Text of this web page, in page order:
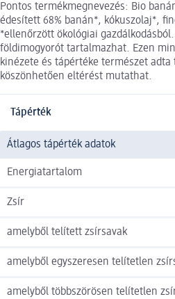
Pontos termékmegnevezés: Bio
édesített 68% banán*, kókuszolaj*,
*ellenőrzött ökológiai
földimogyorót tartalmazhat. Ezen
kinézete és tápértéke természet
köszönhetően eltérést mutathat.
Tápérték
Átlagos tápérték adatok
Energiatartalom
Zsír
amelyből telített zsírsavak
amelyből egyszeresen telítetlen
amelyből többszörösen telítetlen